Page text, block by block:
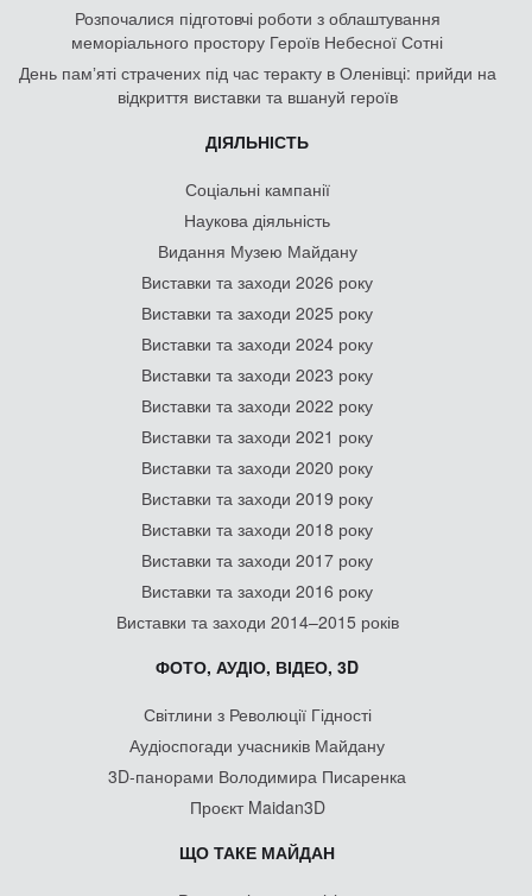
Розпочалися підготовчі роботи з облаштування
меморіального простору Героїв Небесної Сотні
День памʼяті страчених під час теракту в Оленівці: прийди на
відкриття виставки та вшануй героїв
ДІЯЛЬНІСТЬ
Соціальні кампанії
Наукова діяльність
Видання Музею Майдану
Виставки та заходи 2026 року
Виставки та заходи 2025 року
Виставки та заходи 2024 року
Виставки та заходи 2023 року
Виставки та заходи 2022 року
Виставки та заходи 2021 року
Виставки та заходи 2020 року
Виставки та заходи 2019 року
Виставки та заходи 2018 року
Виставки та заходи 2017 року
Виставки та заходи 2016 року
Виставки та заходи 2014–2015 років
ФОТО, АУДІО, ВІДЕО, 3D
Світлини з Революції Гідності
Аудіоспогади учасників Майдану
3D-панорами Володимира Писаренка
Проєкт Maidan3D
ЩО ТАКЕ МАЙДАН